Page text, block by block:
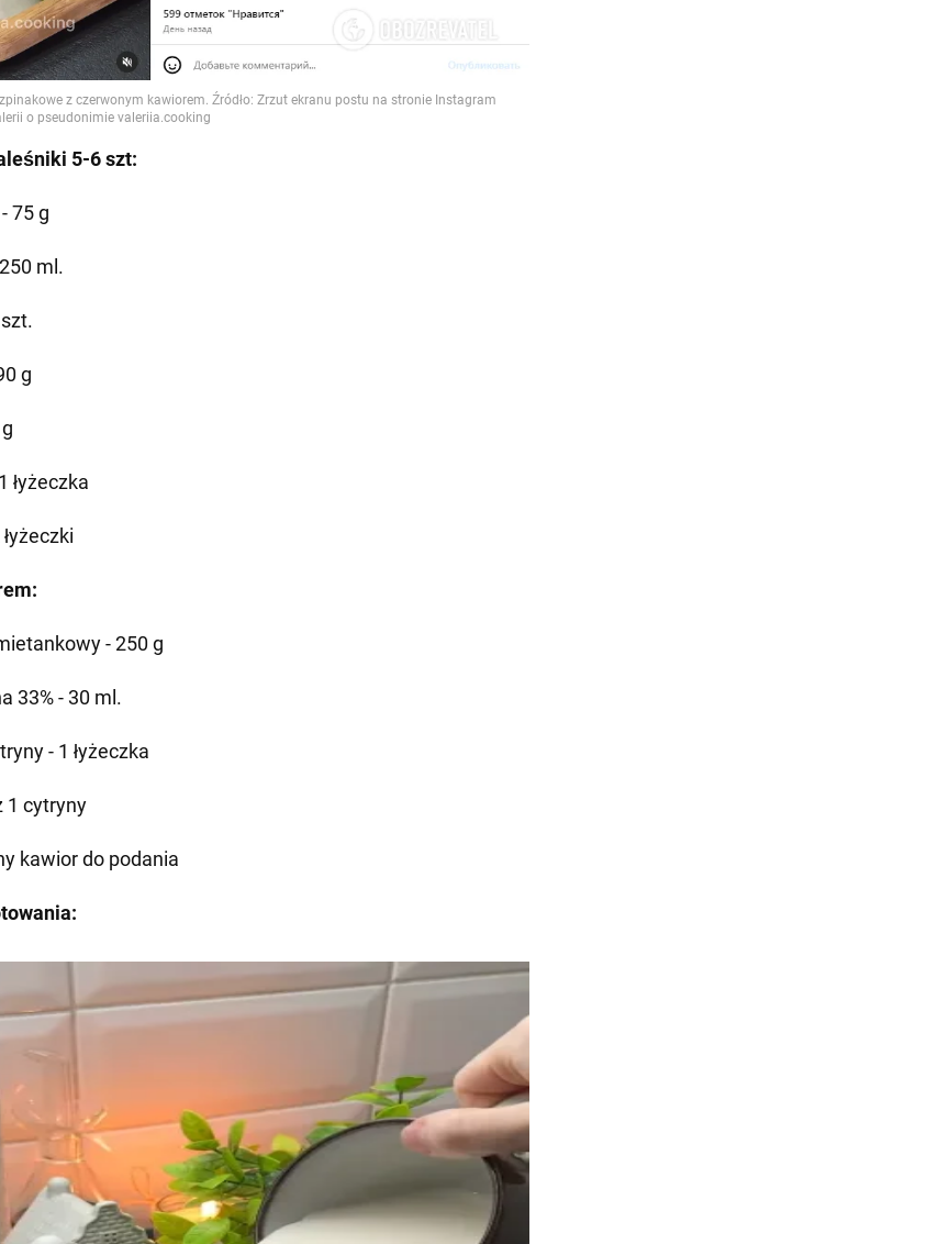
5-6 szt:
75 g
ml.
g
łyżeczka
- 250 g
33% - 30 ml.
- 1 łyżeczka
1 cytryny
kawior do podania